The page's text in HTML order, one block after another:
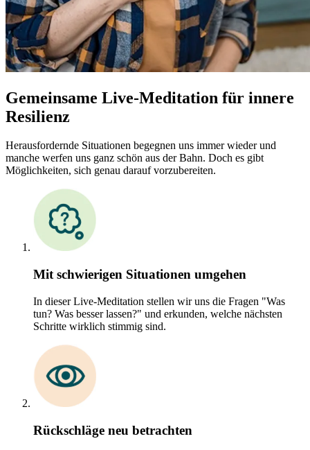
Gemeinsame Live-Meditation für innere
Resilienz
Herausfordernde Situationen begegnen uns immer wieder und
manche werfen uns ganz schön aus der Bahn. Doch es gibt
Möglichkeiten, sich genau darauf vorzubereiten.
Mit schwierigen Situationen umgehen
In dieser Live-Meditation stellen wir uns die Fragen "Was
tun? Was besser lassen?" und erkunden, welche nächsten
Schritte wirklich stimmig sind.
Rückschläge neu betrachten